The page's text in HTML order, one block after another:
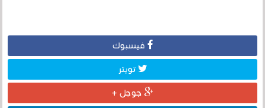
فيسبوك
تويتر
جوجل +